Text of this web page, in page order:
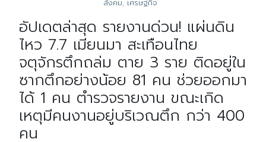
สังคม, เศรษฐกิจ
อัปเดตล่าสุด รายงานด่วน! แผ่นดิน
ไหว 7.7 เมียนมา สะเทือนไทย
จตุจักรตึกถล่ม ตาย 3 ราย ติดอยู่ใน
ซากตึกอย่างน้อย 81 คน ช่วยออกมา
ได้ 1 คน ตำรวจรายงาน ขณะเกิด
เหตุมีคนงานอยู่บริเวณตึก กว่า 400
คน